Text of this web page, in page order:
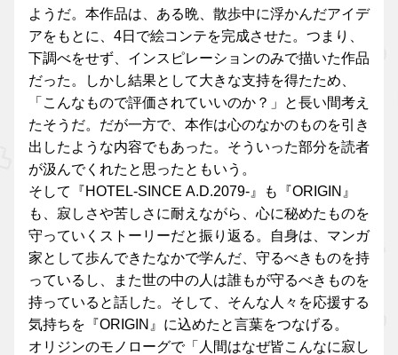
ようだ。本作品は、ある晩、散歩中に浮かんだアイデ
アをもとに、4日で絵コンテを完成させた。つまり、
下調べをせず、インスピレーションのみで描いた作品
だった。しかし結果として大きな支持を得たため、
「こんなもので評価されていいのか？」と長い間考え
たそうだ。だが一方で、本作は心のなかのものを引き
出したような内容でもあった。そういった部分を読者
が汲んでくれたと思ったともいう。
そして『HOTEL-SINCE A.D.2079-』も『ORIGIN』
も、寂しさや苦しさに耐えながら、心に秘めたものを
守っていくストーリーだと振り返る。自身は、マンガ
家として歩んできたなかで学んだ、守るべきものを持
っているし、また世の中の人は誰もが守るべきものを
持っていると話した。そして、そんな人々を応援する
気持ちを『ORIGIN』に込めたと言葉をつなげる。
オリジンのモノローグで「人間はなぜ皆こんなに寂し